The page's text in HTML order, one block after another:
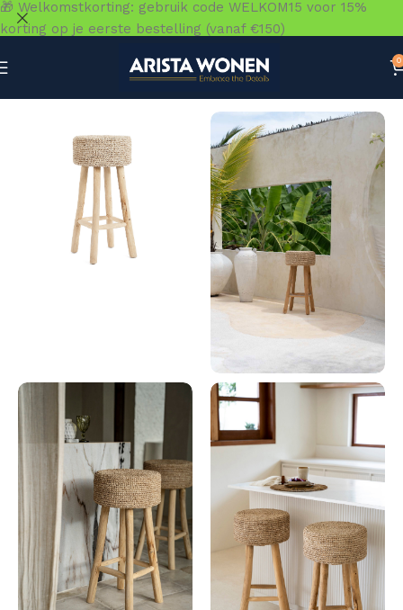
0
🎁 Welkomstkorting: gebruik code WELKOM15 voor 15%
korting op je eerste bestelling (vanaf €150)